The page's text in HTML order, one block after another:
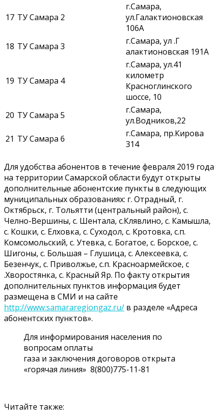
17 ТУ Самара 2
г.Самара,
ул.Галактионовская
106А
18 ТУ Самара 3
г.Самара, ул .Г
алактионовская 191А
19 ТУ Самара 4
г.Самара, ул.41
километр
Красноглинского
шоссе, 10
20 ТУ Самара 5
г.Самара,
ул.Водников,22
21 ТУ Самара 6
г.Самара, пр.Кирова
314
Для удобства абонентов в течение февраля 2019 года
на территории Самарской области будут открыты
дополнительные абонентские пункты в следующих
муниципальных образованиях: г. Отрадный, г.
Октябрьск, г. Тольятти (центральный район), с.
Челно-Вершины, с. Шентала, с.Клявлино, с. Камышла,
с. Кошки, с. Елховка, с. Суходол, с. Кротовка, с.п.
Комсомольский, с. Утевка, с. Богатое, с. Борское, с.
Шигоны, с. Большая – Глушица, с. Алексеевка, с.
Безенчук, с. Приволжье, с.п. Красноармейское, с
.Хворостянка, с. Красный Яр. По факту открытия
дополнительных пунктов информация будет
размещена в СМИ и на сайте
http://www.samararegiongaz.ru/ в разделе «Адреса
абонентских пунктов».
Для информирования населения по
вопросам оплаты
газа и заключения договоров открыта
«горячая линия» 8(800)775-11-81
Читайте также: